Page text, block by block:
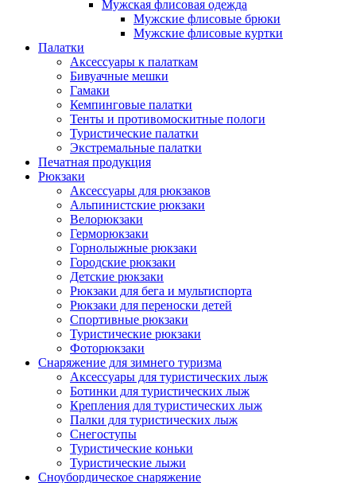
Мужская флисовая одежда
Мужские флисовые брюки
Мужские флисовые куртки
Палатки
Аксессуары к палаткам
Бивуачные мешки
Гамаки
Кемпинговые палатки
Тенты и противомоскитные пологи
Туристические палатки
Экстремальные палатки
Печатная продукция
Рюкзаки
Аксессуары для рюкзаков
Альпинистские рюкзаки
Велорюкзаки
Герморюкзаки
Горнолыжные рюкзаки
Городские рюкзаки
Детские рюкзаки
Рюкзаки для бега и мультиспорта
Рюкзаки для переноски детей
Спортивные рюкзаки
Туристические рюкзаки
Фоторюкзаки
Снаряжение для зимнего туризма
Аксессуары для туристических лыж
Ботинки для туристических лыж
Крепления для туристических лыж
Палки для туристических лыж
Снегоступы
Туристические коньки
Туристические лыжи
Сноубордическое снаряжение